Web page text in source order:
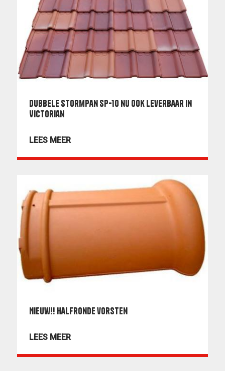
Dubbele stormpan SP-10 nu ook leverbaar in
Victorian
LEES MEER
Nieuw!! halfronde vorsten
LEES MEER